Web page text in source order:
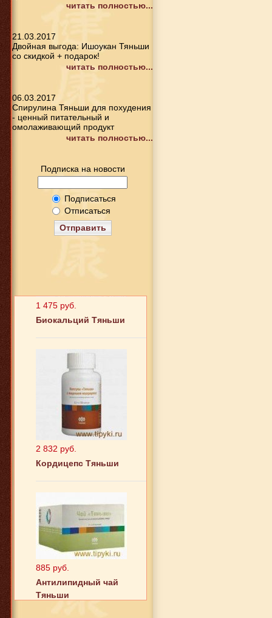
читать полностью...
21.03.2017
Двойная выгода: Ишоукан Тяньши
со скидкой + подарок!
читать полностью...
06.03.2017
Спирулина Тяньши для похудения
- ценный питательный и
омолаживающий продукт
читать полностью...
Подписка на новости
Подписаться
Отписаться
Отправить
Биокальций Тяньши
2 832 руб.
Кордицепс Тяньши
885 руб.
Антилипидный чай
Тяньши